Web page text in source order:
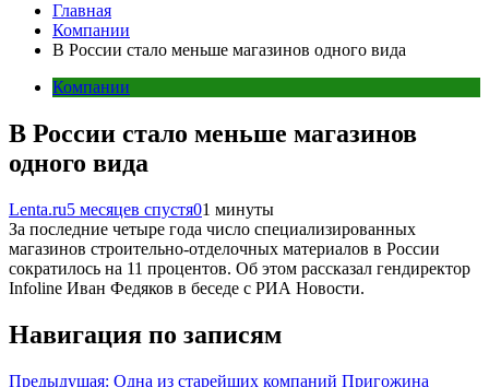
Главная
Компании
В России стало меньше магазинов одного вида
Компании
В России стало меньше магазинов
одного вида
Lenta.ru5 месяцев спустя01 минуты
За последние четыре года число специализированных
магазинов строительно-отделочных материалов в России
сократилось на 11 процентов. Об этом рассказал гендиректор
Infoline Иван Федяков в беседе с РИА Новости.
Навигация по записям
Предыдущая: Одна из старейших компаний Пригожина